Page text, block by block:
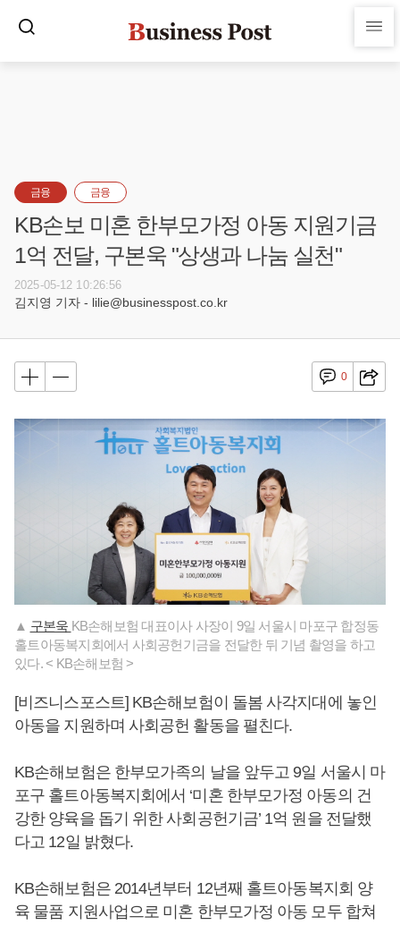
금융 금융
KB손보 미혼 한부모가정 아동 지원기금
1억 전달, 구본욱 "상생과 나눔 실천"
2025-05-12 10:26:56
김지영 기자 - lilie@businesspost.co.kr
0
▲ 구본욱 KB손해보험 대표이사 사장이 9일 서울시 마포구 합정동
홀트아동복지회에서 사회공헌기금을 전달한 뒤 기념 촬영을 하고
있다. < KB손해보험 >
[비즈니스포스트] KB손해보험이 돌봄 사각지대에 놓인
아동을 지원하며 사회공헌 활동을 펼친다.
KB손해보험은 한부모가족의 날을 앞두고 9일 서울시 마
포구 홀트아동복지회에서 ‘미혼 한부모가정 아동의 건
강한 양육을 돕기 위한 사회공헌기금’ 1억 원을 전달했
다고 12일 밝혔다.
KB손해보험은 2014년부터 12년째 홀트아동복지회 양
육 물품 지원사업으로 미혼 한부모가정 아동 모두 합쳐